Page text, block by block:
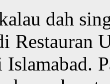
dah
Restauran